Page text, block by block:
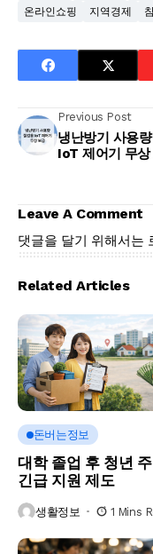
온라인쇼핑
지역경제
Previous Post
냉난방기 사용
IoT 제어기 무상
Leave A Comment
댓글을 달기 위해서는
Related Articles
돈버는정보
대학 졸업 후 청년 주
긴급 지원 제도
생활정보 1 Mins